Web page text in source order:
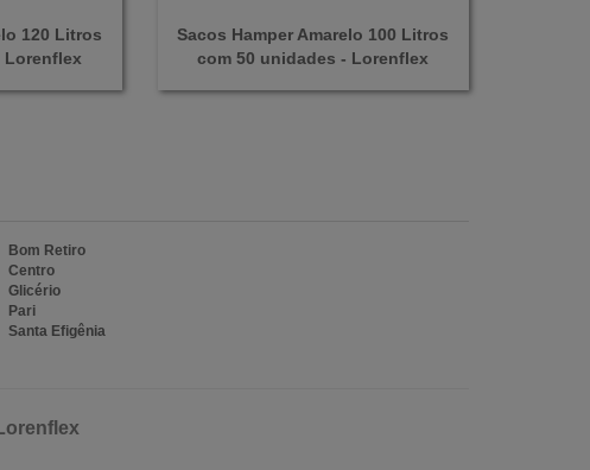
120 Litros
Lorenflex
Sacos Hamper Amarelo 100 Litros
com 50 unidades - Lorenflex
Bom Retiro
Centro
Glicério
Pari
Santa Efigênia